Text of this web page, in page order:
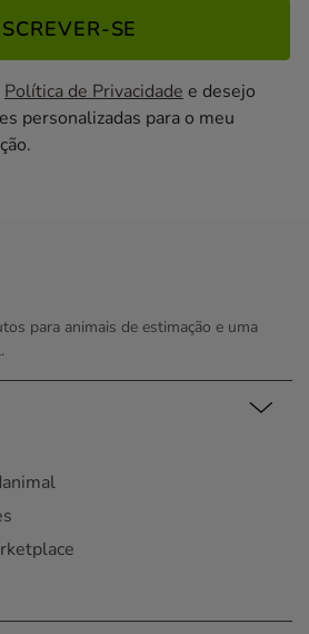
SE
Política de Privacidade e desejo
personalizadas para o meu
para animais de estimação e uma